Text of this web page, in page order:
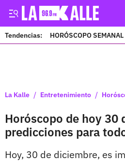
Tendencias: HORÓSCOPO SEMANAL
La Kalle / Entretenimiento /
Horóscopo de hoy 30
predicciones para
Hoy, 30 de diciembre, es